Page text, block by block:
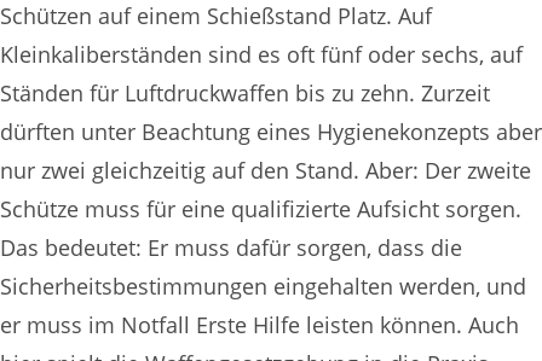
Schützen auf einem Schießstand Platz. Auf
Kleinkaliberständen sind es oft fünf oder sechs, auf
Ständen für Luftdruckwaffen bis zu zehn. Zurzeit
dürften unter Beachtung eines Hygienekonzepts aber
nur zwei gleichzeitig auf den Stand. Aber: Der zweite
Schütze muss für eine qualifizierte Aufsicht sorgen.
Das bedeutet: Er muss dafür sorgen, dass die
Sicherheitsbestimmungen eingehalten werden, und
er muss im Notfall Erste Hilfe leisten können. Auch